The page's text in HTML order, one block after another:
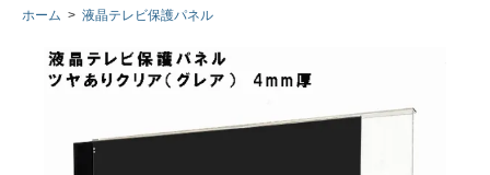
ホーム > 液晶テレビ保護パネル